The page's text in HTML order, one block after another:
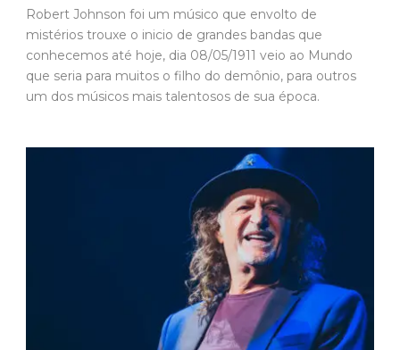
Robert Johnson foi um músico que envolto de
mistérios trouxe o inicio de grandes bandas que
conhecemos até hoje, dia 08/05/1911 veio ao Mundo
que seria para muitos o filho do demônio, para outros
um dos músicos mais talentosos de sua época.